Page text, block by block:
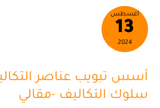
أغسطس
13
2024
أسس تبويب عناصر
سلوك التكاليف -مقالي
أسس
تبويب
عناصر
التكاليف
سلوك
التكاليف
-مقالي